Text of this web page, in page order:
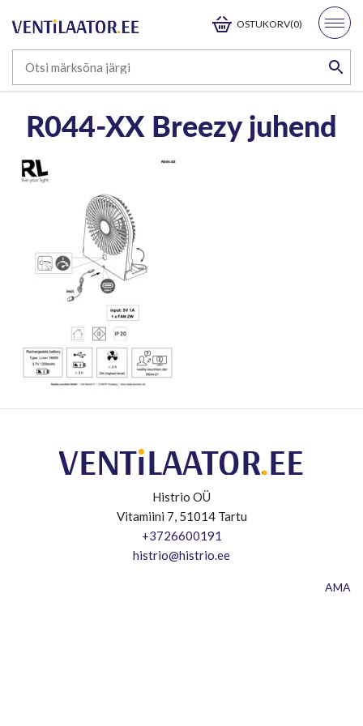
OSTUKORV(0)
R044-XX Breezy juhend
Histrio OÜ
Vitamiini 7, 51014 Tartu
+3726600191
histrio@histrio.ee
AMA